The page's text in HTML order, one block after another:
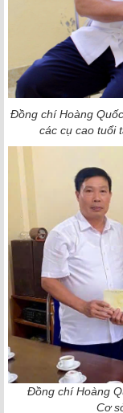
Đồng chí Hoàng
các cụ cao tuổi
Đồng chí Hoàng
Cơ